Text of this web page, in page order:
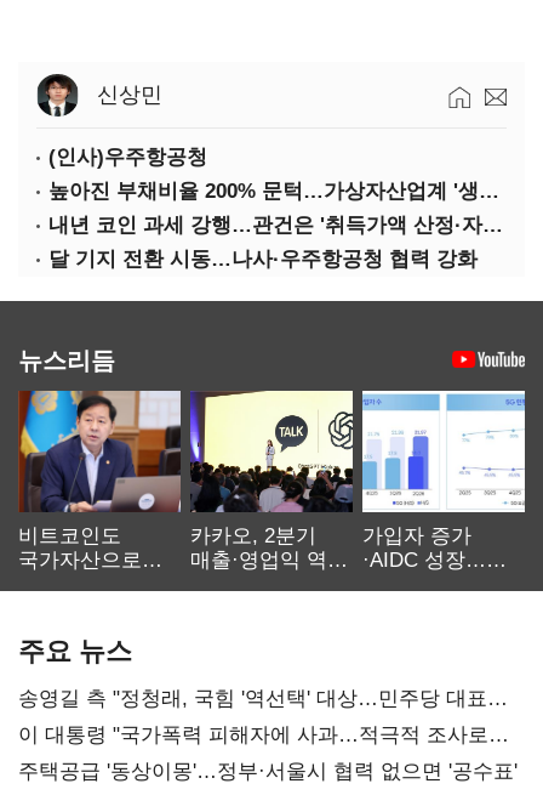
신상민
(인사)우주항공청
높아진 부채비율 200% 문턱…가상자산업계 '생존 시험대'
내년 코인 과세 강행…관건은 '취득가액 산정·자산 이동'
달 기지 전환 시동…나사·우주항공청 협력 강화
뉴스리듬
비트코인도
국가자산으로…'
카카오, 2분기
매출·영업익 역대
가입자 증가
·AIDC 성장…
주요 뉴스
송영길 측 "정청래, 국힘 '역선택' 대상…민주당 대표로
총선 지휘 못해"
이 대통령 "국가폭력 피해자에 사과…적극적 조사로
진실 밝혀야"
주택공급 '동상이몽'…정부·서울시 협력 없으면 '공수표'